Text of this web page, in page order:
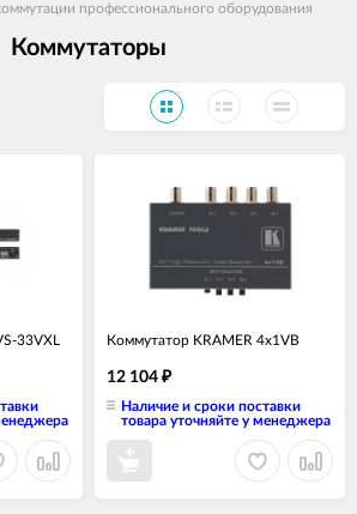
профессионального оборудования
Коммутаторы
33VXL Коммутатор KRAMER 4x1VB
12 104 ₽
Наличие и сроки поставки
товара уточняйте у менеджера